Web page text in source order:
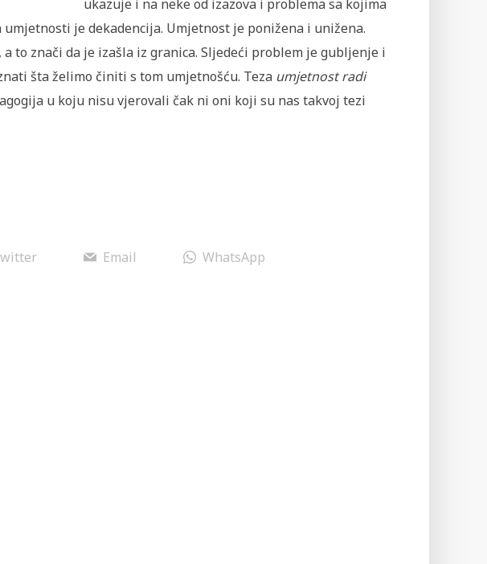
ukazuje i na neke od izazova i problema sa kojima
umjetnosti je dekadencija. Umjetnost je ponižena i unižena.
to znači da je izašla iz granica. Sljedeći problem je gubljenje i
šta želimo činiti s tom umjetnošću. Teza umjetnost radi
u koju nisu vjerovali čak ni oni koji su nas takvoj tezi
Email WhatsApp